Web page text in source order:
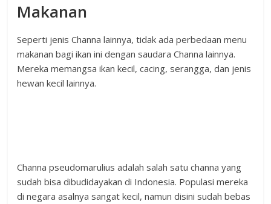
Makanan
Seperti jenis Channa lainnya, tidak ada perbedaan menu
makanan bagi ikan ini dengan saudara Channa lainnya.
Mereka memangsa ikan kecil, cacing, serangga, dan jenis
hewan kecil lainnya.
Channa pseudomarulius adalah salah satu channa yang
sudah bisa dibudidayakan di Indonesia. Populasi mereka
di negara asalnya sangat kecil, namun disini sudah bebas